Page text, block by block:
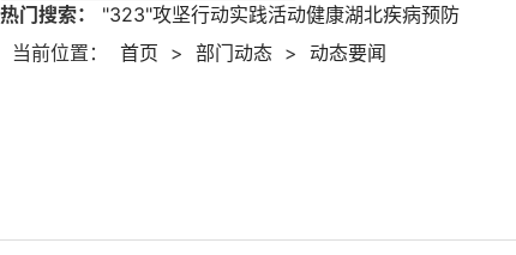
热门搜索：
"323"攻坚行动实践活动健康湖北疾病预防
当前位置：
首页 > 部门动态 > 动态要闻